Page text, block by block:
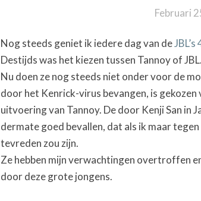
e
r
g
g
v
o
e
l
i
Februari
Nog steeds geniet ik iedere dag van de
Destijds was het kiezen tussen Tannoy of
Nu doen ze nog steeds niet onder voor de
door het Kenrick-virus bevangen, is gekozen
uitvoering van Tannoy. De door Kenji San in
dermate goed bevallen, dat als ik maar
tevreden zou zijn.
Ze hebben mijn verwachtingen overtroffen
door deze grote jongens.